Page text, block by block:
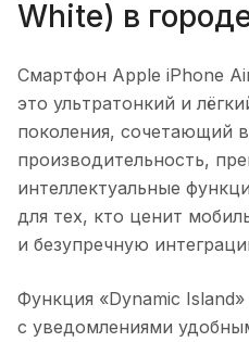
White) в
Смартфон Apple iPhone
это ультратонкий и
поколения, сочетающий
производительность,
интеллектуальные
для тех, кто ценит
и безупречную
Функция «Dynamic
с уведомлениями